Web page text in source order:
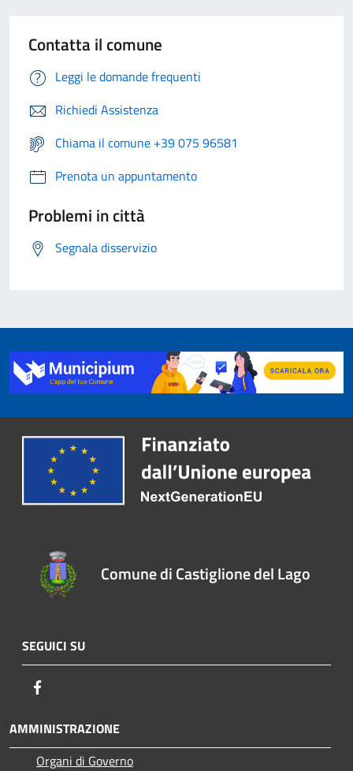
Contatta il comune
Leggi le domande frequenti
Richiedi Assistenza
Chiama il comune +39 075 96581
Prenota un appuntamento
Problemi in città
Segnala disservizio
Comune di Castiglione del Lago
SEGUICI SU
AMMINISTRAZIONE
Organi di Governo